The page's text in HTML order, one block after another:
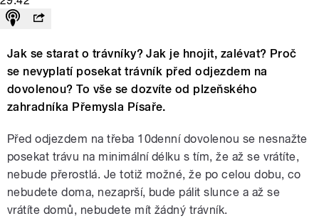
Jak se starat o trávníky? Jak je hnojit, zalévat? Proč
se nevyplatí posekat trávník před odjezdem na
dovolenou? To vše se dozvíte od plzeňského
zahradníka Přemysla Písaře.
Před odjezdem na třeba 10denní dovolenou se nesnažte
posekat trávu na minimální délku s tím, že až se vrátíte,
nebude přerostlá. Je totiž možné, že po celou dobu, co
nebudete doma, nezaprší, bude pálit slunce a až se
vrátíte domů, nebudete mít žádný trávník.